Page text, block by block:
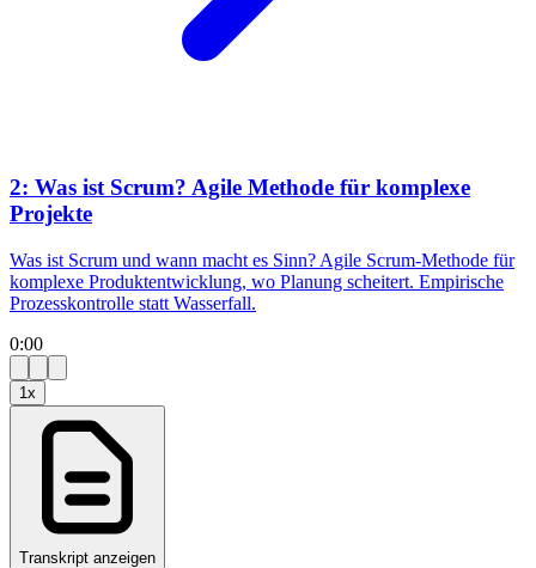
2: Was ist Scrum? Agile Methode für komplexe
Projekte
Was ist Scrum und wann macht es Sinn? Agile Scrum-Methode für
komplexe Produktentwicklung, wo Planung scheitert. Empirische
Prozesskontrolle statt Wasserfall.
0:00
1x
Transkript anzeigen